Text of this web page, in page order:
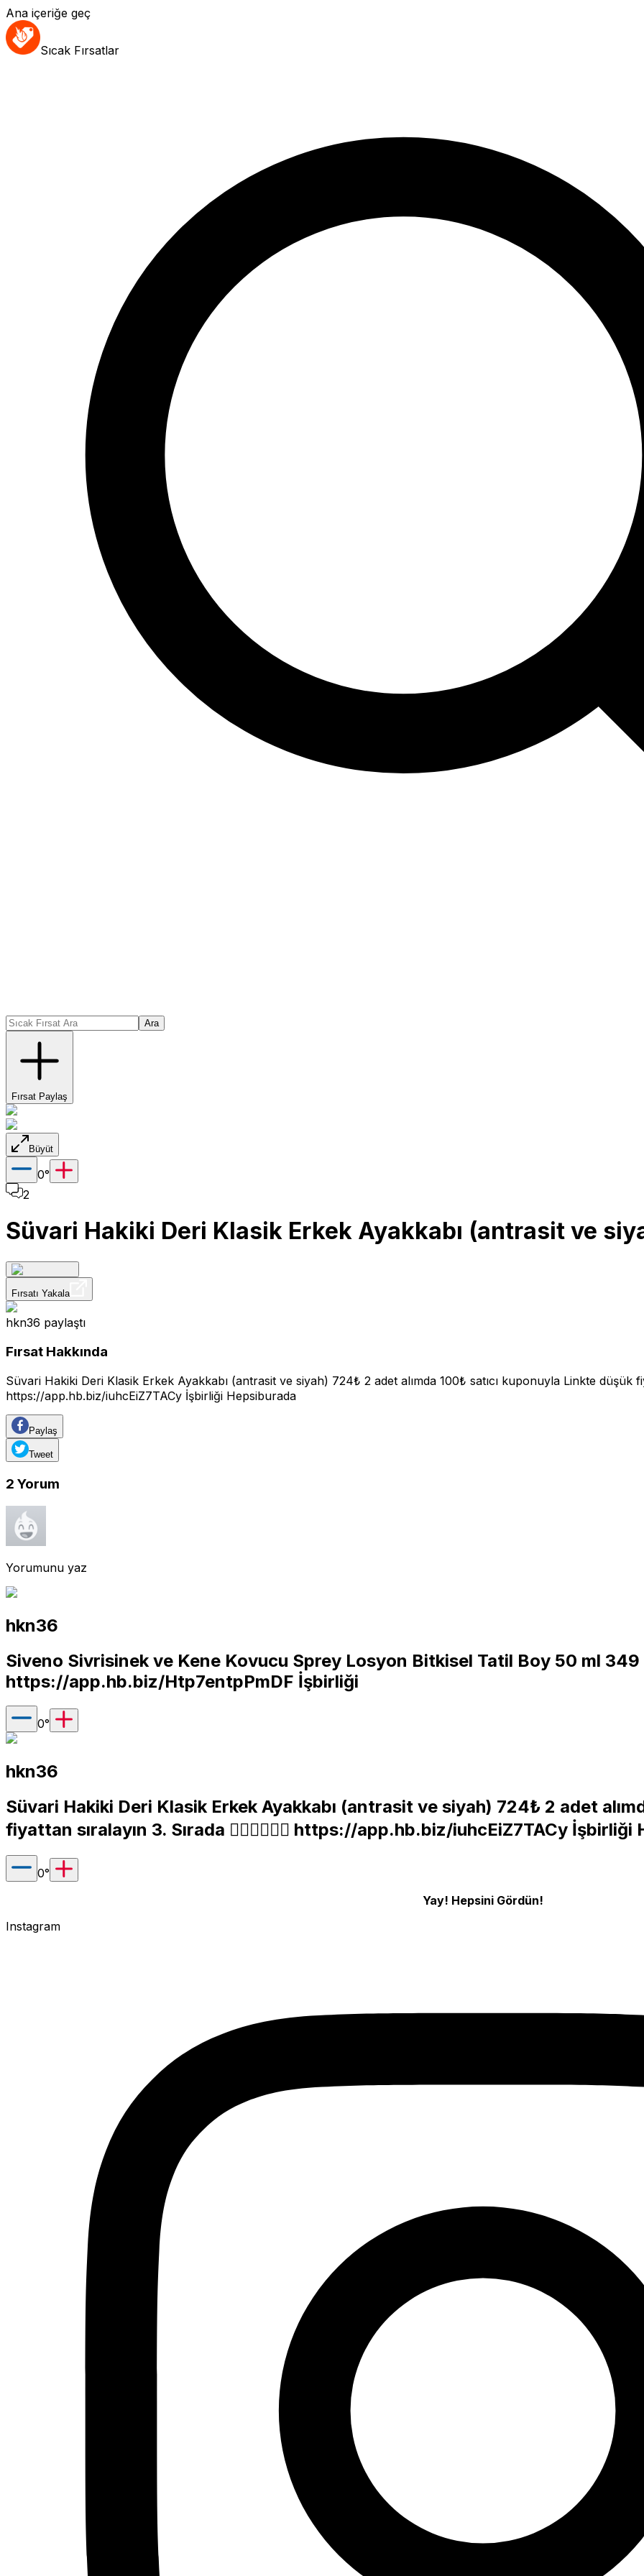
Ana içeriğe geç
Sıcak Fırsatlar
Ara
Fırsat Paylaş
Büyüt
0°
2
Süvari Hakiki Deri Klasik Erkek Ayakkabı (antrasit ve
Fırsatı Yakala
hkn36 paylaştı
Fırsat Hakkında
Süvari Hakiki Deri Klasik Erkek Ayakkabı (antrasit ve siyah) 724₺ 2 adet alımda 100₺ satıcı kuponuyla Linkte düşük
https://app.hb.biz/iuhcEiZ7TACy İşbirliği Hepsiburada
Paylaş
Tweet
2 Yorum
Yorumunu yaz
hkn36
Siveno Sivrisinek ve Kene Kovucu Sprey Losyon Bitkisel Tatil Boy 50 ml
https://app.hb.biz/Htp7entpPmDF İşbirliği
0°
hkn36
Süvari Hakiki Deri Klasik Erkek Ayakkabı (antrasit ve siyah) 724₺ 2 adet
fiyattan sıralayın 3. Sırada 👈🏽👈🏽👈🏽 https://app.hb.biz/iuhcEiZ7TACy İşbirliği
0°
Yay! Hepsini Gördün!
Instagram